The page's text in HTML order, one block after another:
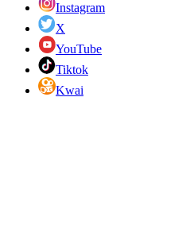
Instagram
X
YouTube
Tiktok
Kwai